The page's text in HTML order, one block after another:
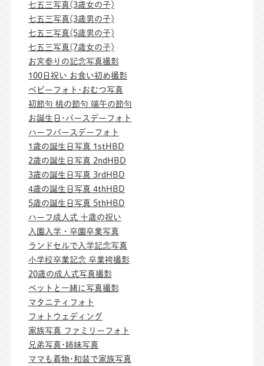
七五三写真(3歳女の子)
七五三写真(3歳男の子)
七五三写真(5歳男の子)
七五三写真(7歳女の子)
お宮参りの記念写真撮影
100日祝い お食い初め撮影
ベビーフォト･おむつ写真
初節句 桃の節句 端午の節句
お誕生日･バースデーフォト
ハーフバースデーフォト
1歳の誕生日写真 1stHBD
2歳の誕生日写真 2ndHBD
3歳の誕生日写真 3rdHBD
4歳の誕生日写真 4thHBD
5歳の誕生日写真 5thHBD
ハーフ成人式 十歳の祝い
入園入学・卒園卒業写真
ランドセルで入学記念写真
小学校卒業記念 卒業袴撮影
20歳の成人式写真撮影
ペットと一緒に写真撮影
マタニティフォト
フォトウェディング
家族写真 ファミリーフォト
兄弟写真･姉妹写真
ママも着物･和装で家族写真